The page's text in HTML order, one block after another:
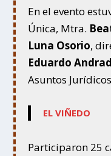
En el evento
Única, Mtra.
Luna Osorio,
Eduardo
Asuntos
EL VIÑEDO
Participaron 25